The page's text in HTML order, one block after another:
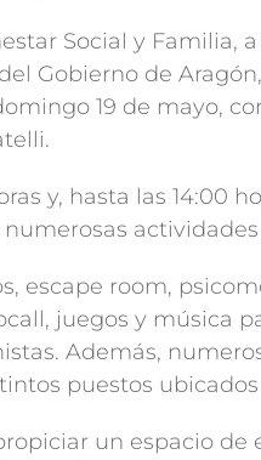
Social y Familia,
Gobierno de
19 de mayo,
y, hasta las 14:00
escape room,
juegos y música
Además,
puestos
un espacio